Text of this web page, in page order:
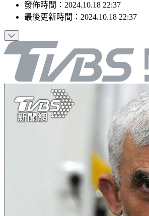
發佈時間： 2024.10.18 22:37
最後更新時間： 2024.10.18 22:37